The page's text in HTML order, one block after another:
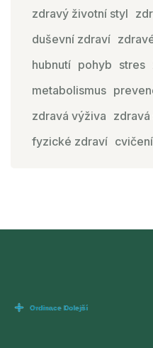
zdravý životní styl
duševní zdraví
hubnutí pohyb stres
metabolismus
zdravá výživa zdravá
fyzické zdraví cvičení